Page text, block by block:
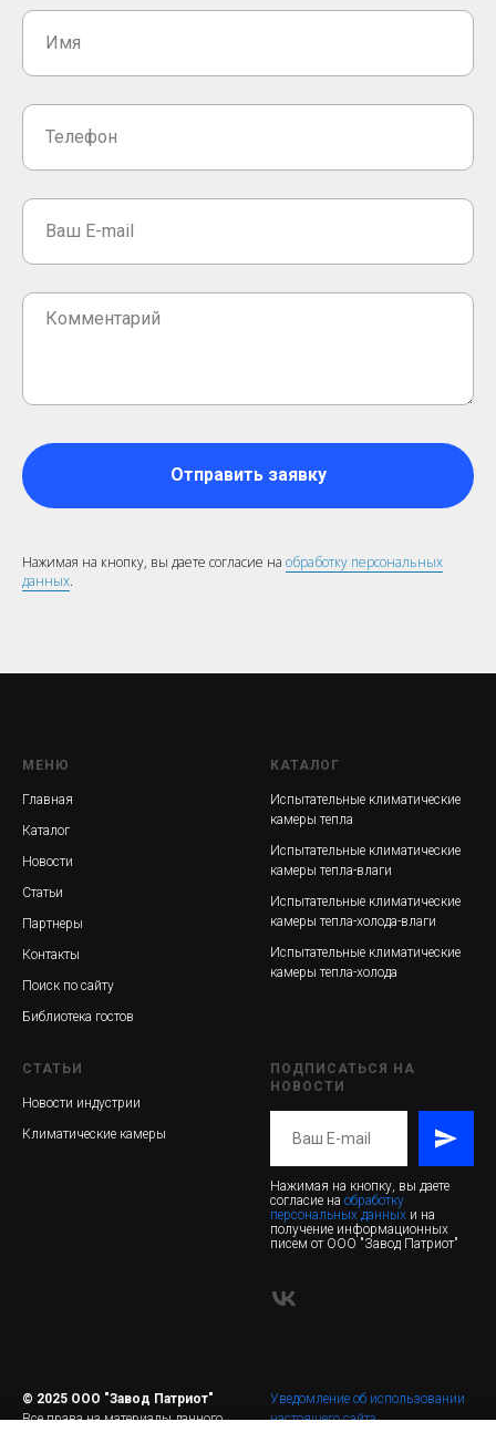
Отправить заявку
Нажимая на кнопку, вы даете согласие на обработку персональных
данных.
МЕНЮ
Главная
Каталог
Новости
Статьи
Партнеры
Контакты
Поиск по сайту
Библиотека гостов
КАТАЛОГ
Испытательные климатические
камеры тепла
Испытательные климатические
камеры тепла-влаги
Испытательные климатические
камеры тепла-холода-влаги
Испытательные климатические
камеры тепла-холода
СТАТЬИ
Новости индустрии
Климатические камеры
ПОДПИСАТЬСЯ НА
НОВОСТИ
Нажимая на кнопку, вы даете
согласие на обработку
персональных данных и на
получение информационных
писем от ООО "Завод Патриот"
© 2025 ООО "Завод Патриот"
Все права на материалы данного
Уведомление об использовании
настоящего сайта